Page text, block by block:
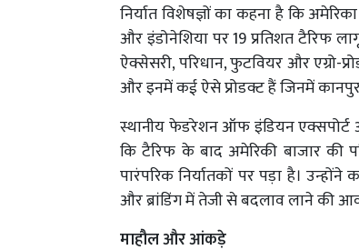
निर्यात विशेषज्ञों का कहना है कि
और इंडोनेशिया पर 19 प्रतिशत टैरिफ
ऐक्सेसरी, परिधान, फुटवियर और एग्रो-
और इनमें कई ऐसे प्रोडक्ट हैं जिनमें
स्थानीय फेडरेशन ऑफ इंडियन
कि टैरिफ के बाद अमेरिकी बाजार
पारंपरिक निर्यातकों पर पड़ा है।
और ब्रांडिंग में तेजी से बदलाव लाने की
माहौल और आंकड़े